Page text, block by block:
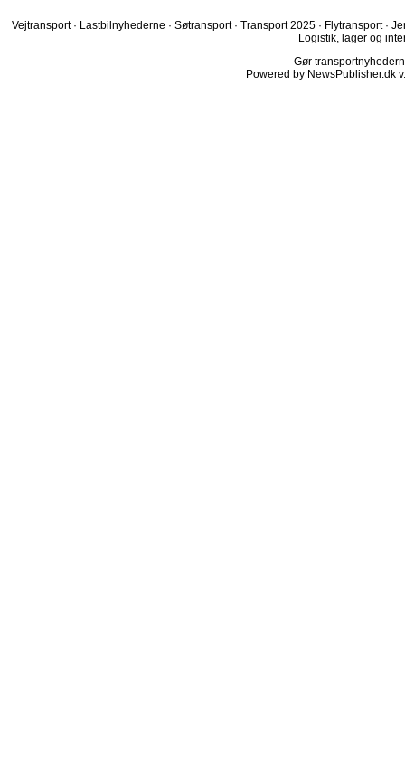
Vejtransport · Lastbilnyhederne · Søtransport · Transport 2025 · Flytransport ·
Logistik, lager og
Gør
Powered by NewsPublisher.dk